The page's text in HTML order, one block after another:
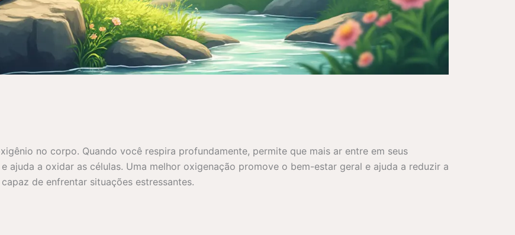
no corpo. Quando você respira profundamente, permite que mais ar entre em seus
ajuda a oxidar as células. Uma melhor oxigenação promove o bem-estar geral e ajuda a reduzir a
de enfrentar situações estressantes.